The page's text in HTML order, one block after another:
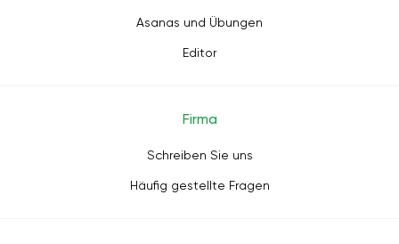
Asanas und Übungen
Editor
Firma
Schreiben Sie uns
Häufig gestellte Fragen